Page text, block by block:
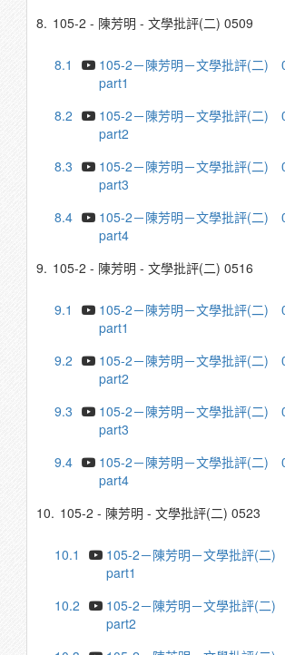
8. 105-2 - 陳芳明 - 文學批評(二) 0509
8.1
105-2－陳芳明－文學批評(二)
part1
8.2
105-2－陳芳明－文學批評(二)
part2
8.3
105-2－陳芳明－文學批評(二)
part3
8.4
105-2－陳芳明－文學批評(二)
part4
9. 105-2 - 陳芳明 - 文學批評(二) 0516
9.1
105-2－陳芳明－文學批評(二)
part1
9.2
105-2－陳芳明－文學批評(二)
part2
9.3
105-2－陳芳明－文學批評(二)
part3
9.4
105-2－陳芳明－文學批評(二)
part4
10. 105-2 - 陳芳明 - 文學批評(二) 0523
10.1
105-2－陳芳明－文學批評(二
part1
10.2
105-2－陳芳明－文學批評(二
part2